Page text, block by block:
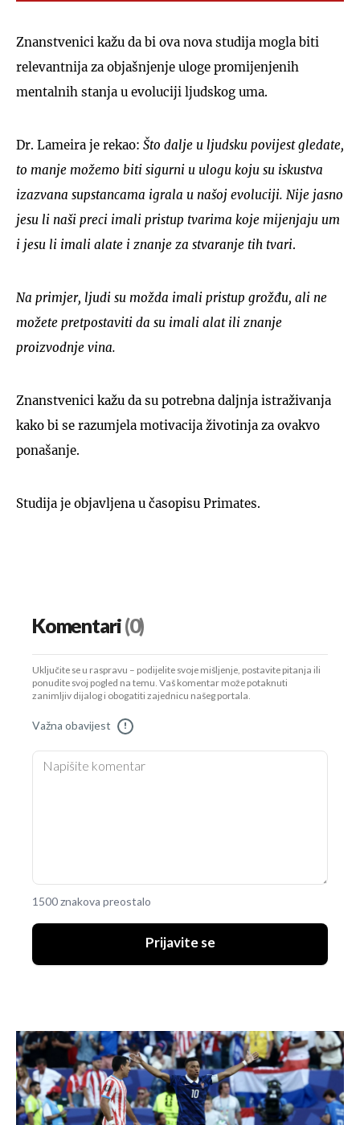
Znanstvenici kažu da bi ova nova studija mogla biti
relevantnija za objašnjenje uloge promijenjenih
mentalnih stanja u evoluciji ljudskog uma.
Dr. Lameira je rekao: Što dalje u ljudsku povijest gledate,
to manje možemo biti sigurni u ulogu koju su iskustva
izazvana supstancama igrala u našoj evoluciji. Nije jasno
jesu li naši preci imali pristup tvarima koje mijenjaju um
i jesu li imali alate i znanje za stvaranje tih tvari.
Na primjer, ljudi su možda imali pristup grožđu, ali ne
možete pretpostaviti da su imali alat ili znanje
proizvodnje vina.
Znanstvenici kažu da su potrebna daljnja istraživanja
kako bi se razumjela motivacija životinja za ovakvo
ponašanje.
Studija je objavljena u časopisu Primates.
Komentari(0)
Uključite se u raspravu – podijelite svoje mišljenje, postavite pitanja ili
ponudite svoj pogled na temu. Vaš komentar može potaknuti
zanimljiv dijalog i obogatiti zajednicu našeg portala.
Važna obavijest !
1500 znakova preostalo
Prijavite se